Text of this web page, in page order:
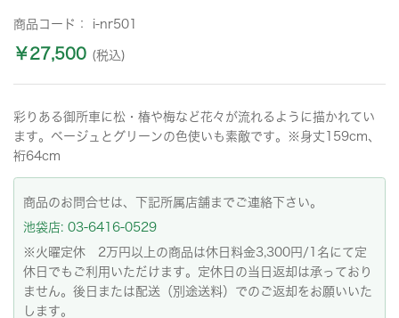
商品コード： i-nr501
￥27,500 (税込)
彩りある御所車に松・椿や梅など花々が流れるように描かれてい
ます。ベージュとグリーンの色使いも素敵です。※身丈159cm、
裄64cm
商品のお問合せは、下記所属店舗までご連絡下さい。
池袋店: 03-6416-0529
※火曜定休 2万円以上の商品は休日料金3,300円/1名にて定
休日でもご利用いただけます。定休日の当日返却は承っており
ません。後日または配送（別途送料）でのご返却をお願いいた
します。